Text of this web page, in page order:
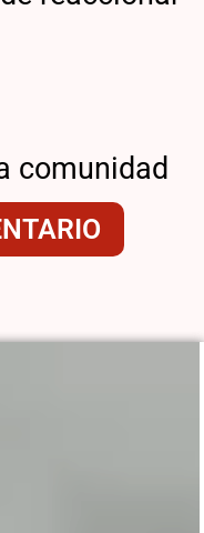
comunidad